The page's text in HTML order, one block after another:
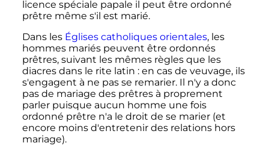
licence spéciale papale il peut être ordonné
prêtre même s'il est marié.
Dans les Églises catholiques orientales, les
hommes mariés peuvent être ordonnés
prêtres, suivant les mêmes règles que les
diacres dans le rite latin : en cas de veuvage, ils
s'engagent à ne pas se remarier. Il n'y a donc
pas de mariage des prêtres à proprement
parler puisque aucun homme une fois
ordonné prêtre n'a le droit de se marier (et
encore moins d'entretenir des relations hors
mariage).